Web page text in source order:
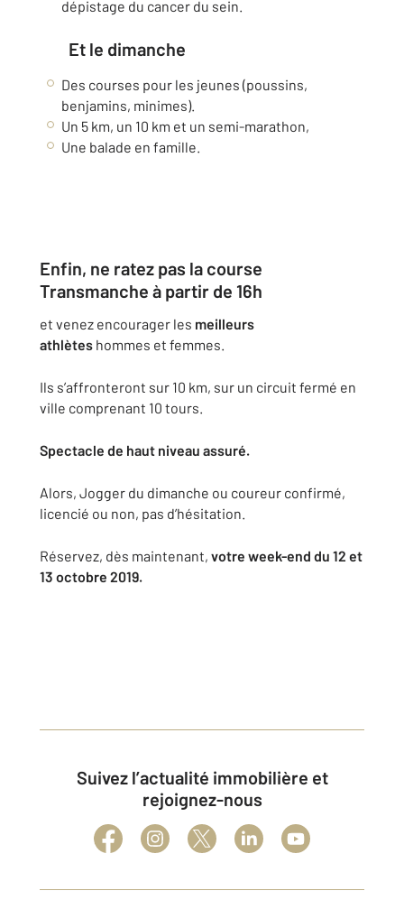
dépistage du cancer du sein.
Et le dimanche
Des courses pour les jeunes (poussins,
benjamins, minimes).
Un 5 km, un 10 km et un semi-marathon,
Une balade en famille.
Enfin, ne ratez pas la course
Transmanche à partir de 16h
et venez encourager les meilleurs
athlètes hommes et femmes.
Ils s’affronteront sur 10 km, sur un circuit fermé en
ville comprenant 10 tours.
Spectacle de haut niveau assuré.
Alors, Jogger du dimanche ou coureur confirmé,
licencié ou non, pas d’hésitation.
Réservez, dès maintenant, votre week-end du 12 et
13 octobre 2019.
Suivez l’actualité immobilière et
rejoignez-nous